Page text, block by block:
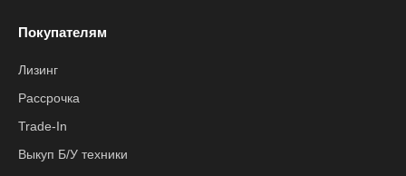
Покупателям
Лизинг
Рассрочка
Trade-In
Выкуп Б/У техники